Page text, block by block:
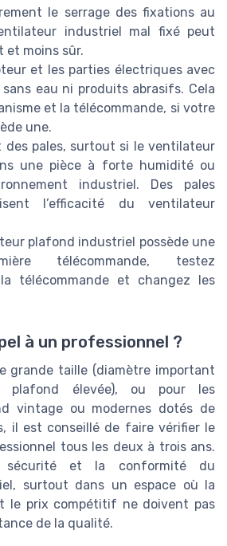
le serrage des fixations au
industriel mal fixé peut
et moins sûr.
et les parties électriques avec
eau ni produits abrasifs. Cela
et la télécommande, si votre
une.
des pales, surtout si le ventilateur
une pièce à forte humidité ou
industriel. Des pales
l’efficacité du ventilateur
plafond industriel possède une
télécommande, testez
télécommande et changez les
à un professionnel ?
grande taille (diamètre important
plafond élevée), ou pour les
vintage ou modernes dotés de
il est conseillé de faire vérifier le
tous les deux à trois ans.
et la conformité du
surtout dans un espace où la
le prix compétitif ne doivent pas
de la qualité.